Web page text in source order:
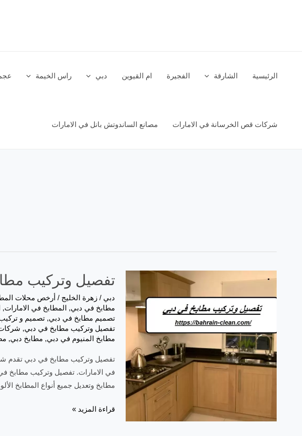
الرئيسية الشارقة الفجيرة ام القيوين دبي راس الخيمة
شركات قص الخرسانة في الامارات مصانع الساندوتش بانل في الامارات
تفصيل وتركيب مطابخ في دبي
دبي /زهرة الخليج/ أرخص محلات
مطابخ في دبي, المطابخ في الامارات,
تصميم مطابخ في دبي,تصميم و
تفصيل وتركيب مطابخ في دبي,
مطابخ المنيوم في دبي, مطابخ دبي,
تفصيل وتركيب مطابخ في دبي تقدم
في الامارات. تفصيل وتركيب مطابخ
مطابخ وتعديل جميع أنواع المطابخ
قراءة المزيد »